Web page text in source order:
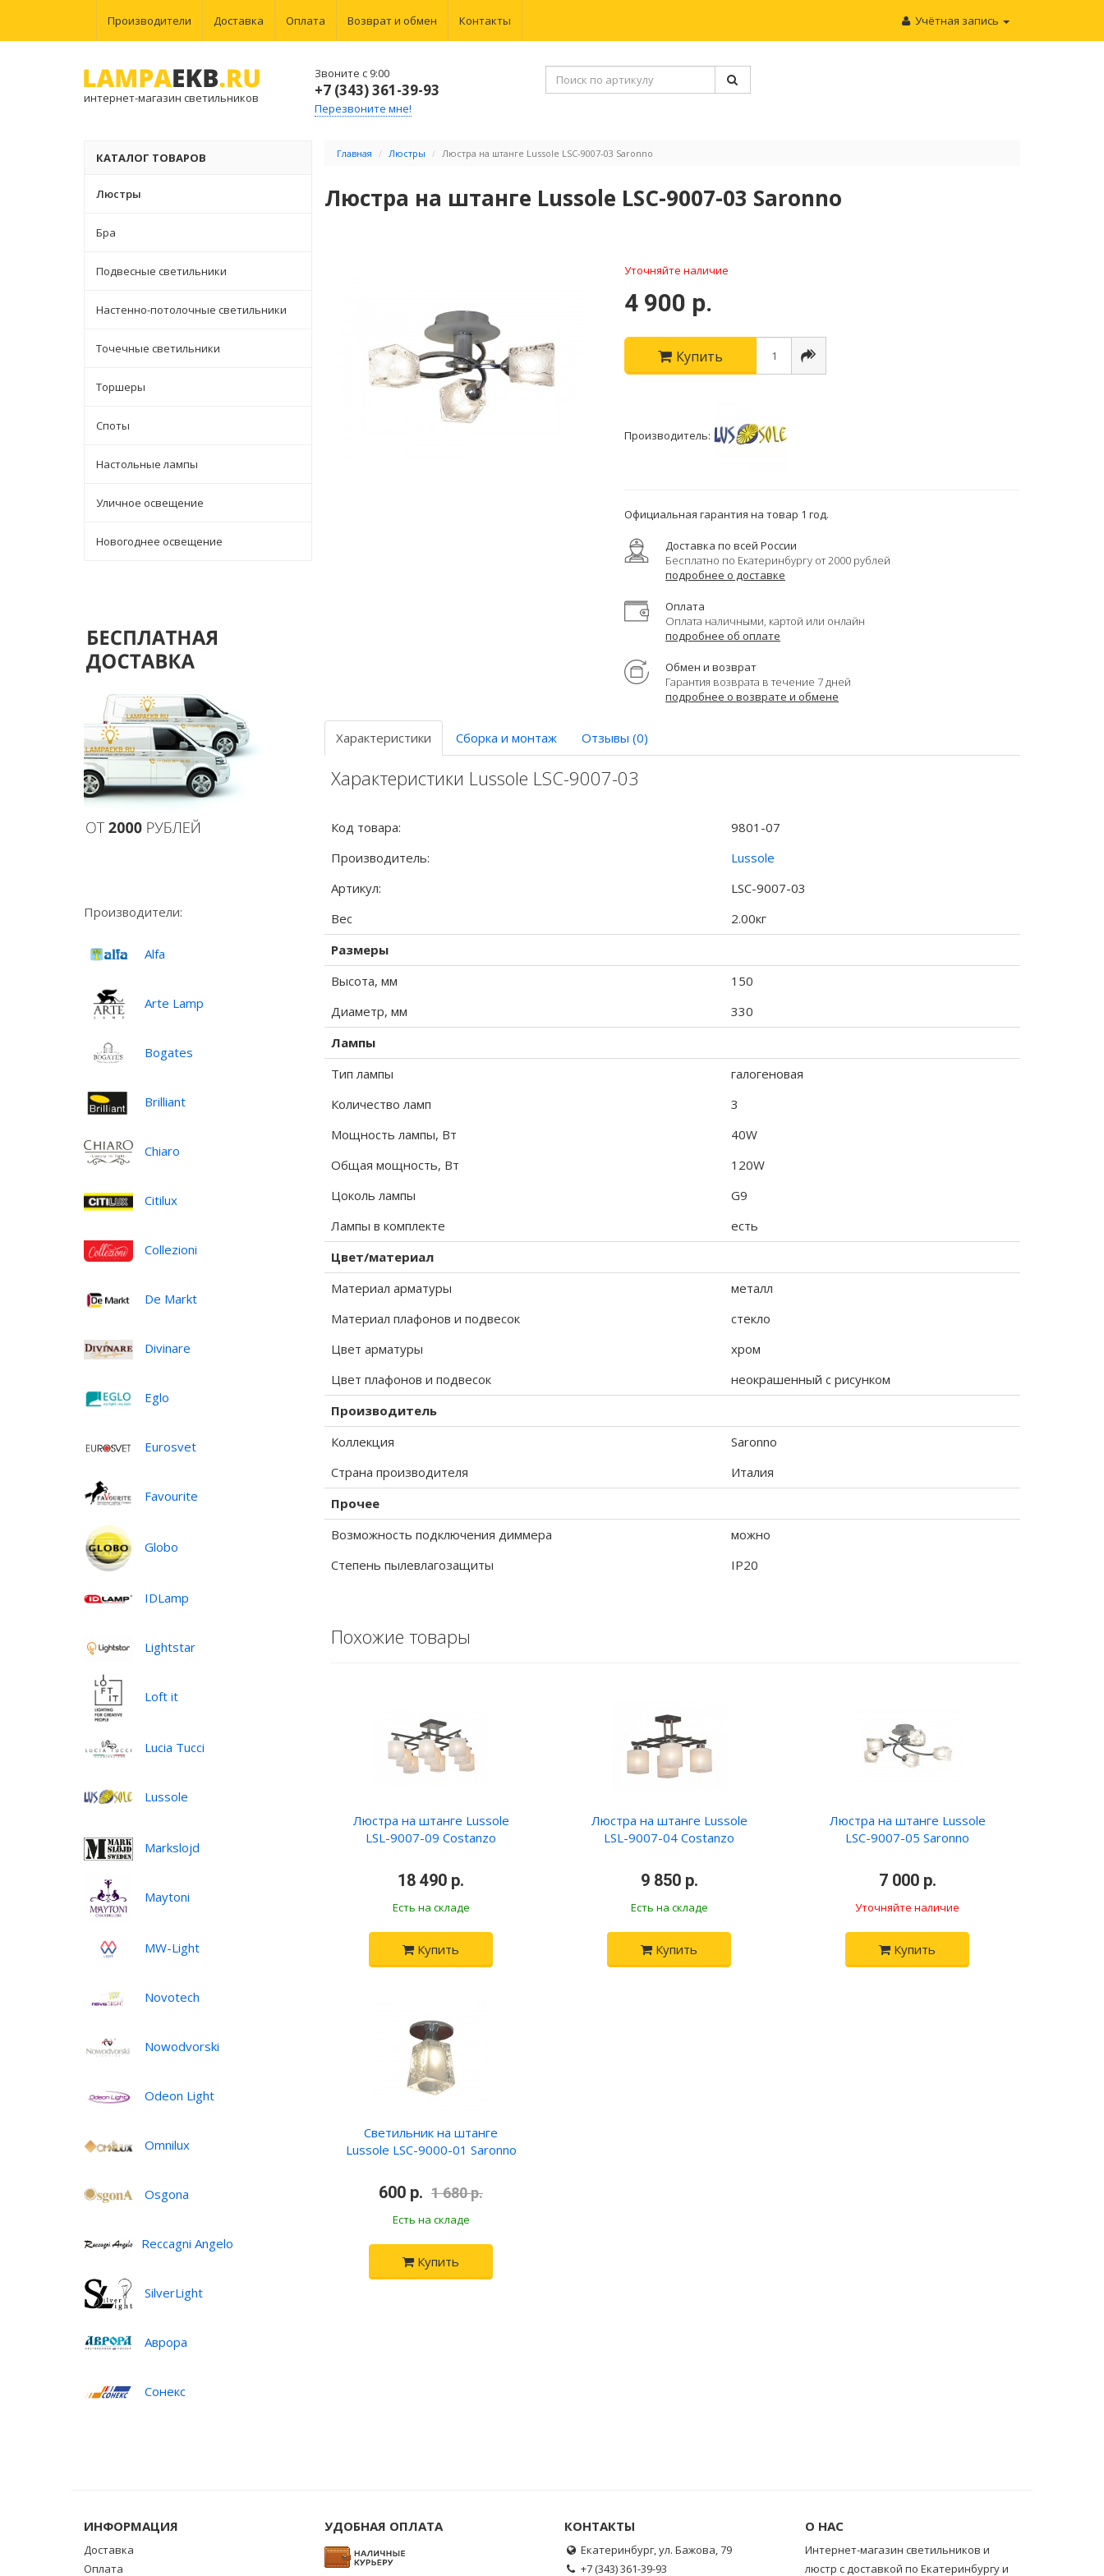
Производители Доставка Оплата Возврат и обмен Контакты Учётная запись
интернет-магазин светильников
Звоните с 9:00
+7 (343) 361-39-93
Перезвоните мне!
КАТАЛОГ ТОВАРОВ
Люстры
Бра
Подвесные светильники
Настенно-потолочные светильники
Точечные светильники
Торшеры
Споты
Настольные лампы
Уличное освещение
Новогоднее освещение
Производители:
Alfa
Arte Lamp
Bogates
Brilliant
Chiaro
Citilux
Collezioni
De Markt
Divinare
Eglo
Eurosvet
Favourite
Globo
IDLamp
Lightstar
Loft it
Lucia Tucci
Lussole
Markslojd
Maytoni
MW-Light
Novotech
Nowodvorski
Odeon Light
Omnilux
Osgona
Reccagni Angelo
SilverLight
Аврора
Сонекс
Главная Люстры Люстра на штанге Lussole LSC-9007-03 Saronno
Люстра на штанге Lussole LSC-9007-03 Saronno
Уточняйте наличие
4 900 р.
Купить
Производитель:
Официальная гарантия на товар 1 год.
Доставка по всей России
Бесплатно по Екатеринбургу от 2000 рублей
подробнее о доставке
Оплата
Оплата наличными, картой или онлайн
подробнее об оплате
Обмен и возврат
Гарантия возврата в течение 7 дней
подробнее о возврате и обмене
Характеристики Сборка и монтаж Отзывы (0)
Характеристики Lussole LSC-9007-03
Код товара:
9801-07
Производитель:
Lussole
Артикул:
LSC-9007-03
Вес
2.00кг
Размеры
Высота, мм
150
Диаметр, мм
330
Лампы
Тип лампы
галогеновая
Количество ламп
3
Мощность лампы, Вт
40W
Общая мощность, Вт
120W
Цоколь лампы
G9
Лампы в комплекте
есть
Цвет/материал
Материал арматуры
металл
Материал плафонов и подвесок
стекло
Цвет арматуры
хром
Цвет плафонов и подвесок
неокрашенный с рисунком
Производитель
Коллекция
Saronno
Страна производителя
Италия
Прочее
Возможность подключения диммера
можно
Степень пылевлагозащиты
IP20
Похожие товары
Люстра на штанге Lussole
LSL-9007-09 Costanzo
18 490 р.
Есть на складе
Купить
Люстра на штанге Lussole
LSL-9007-04 Costanzo
9 850 р.
Есть на складе
Купить
Люстра на штанге Lussole
LSC-9007-05 Saronno
7 000 р.
Уточняйте наличие
Купить
Светильник на штанге
Lussole LSC-9000-01 Saronno
600 р. 1 680 р.
Есть на складе
Купить
ИНФОРМАЦИЯ
Доставка
Оплата
УДОБНАЯ ОПЛАТА КОНТАКТЫ
Екатеринбург, ул. Бажова, 79
+7 (343) 361-39-93
О НАС
Интернет-магазин светильников и
люстр с доставкой по Екатеринбургу и